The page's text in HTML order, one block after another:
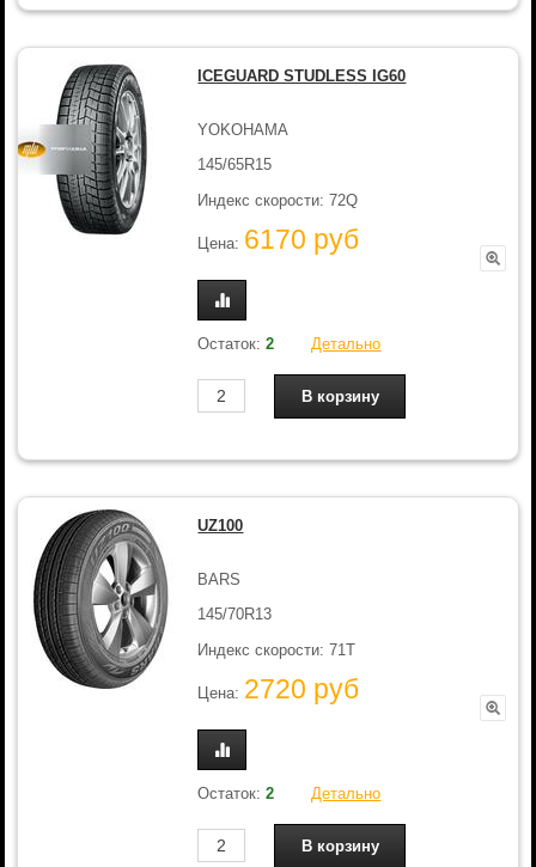
ICEGUARD STUDLESS IG60
YOKOHAMA
145/65R15
Индекс скорости: 72Q
Цена: 6170 руб
Остаток:2 Детально
UZ100
BARS
145/70R13
Индекс скорости: 71T
Цена: 2720 руб
Остаток:2 Детально